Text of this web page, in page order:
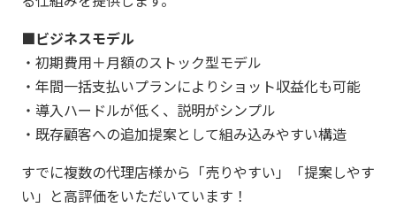
■ビジネスモデル
・初期費用＋月額のストック型モデル
・年間一括支払いプランによりショット収益化も可能
・導入ハードルが低く、説明がシンプル
・既存顧客への追加提案として組み込みやすい構造
すでに複数の代理店様から「売りやすい」「提案しやす
い」と高評価をいただいています！